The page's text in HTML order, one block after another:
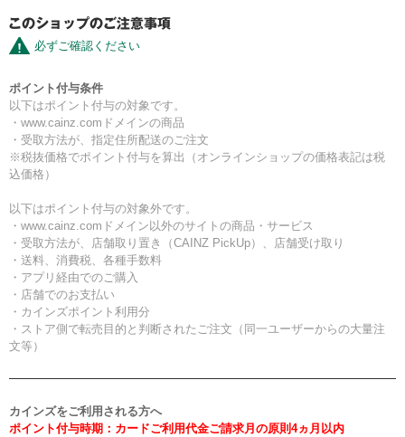
必ずご確認ください
ポイント付与条件
以下はポイント付与の対象です。
・www.cainz.comドメインの商品
・受取方法が、指定住所配送のご注文
※税抜価格でポイント付与を算出（オンラインショップの価格表記は税
込価格）
以下はポイント付与の対象外です。
・www.cainz.comドメイン以外のサイトの商品・サービス
・受取方法が、店舗取り置き（CAINZ PickUp）、店舗受け取り
・送料、消費税、各種手数料
・アプリ経由でのご購入
・店舗でのお支払い
・カインズポイント利用分
・ストア側で転売目的と判断されたご注文（同一ユーザーからの大量注
文等）
カインズをご利用される方へ
ポイント付与時期：カードご利用代金ご請求月の原則4ヵ月以内